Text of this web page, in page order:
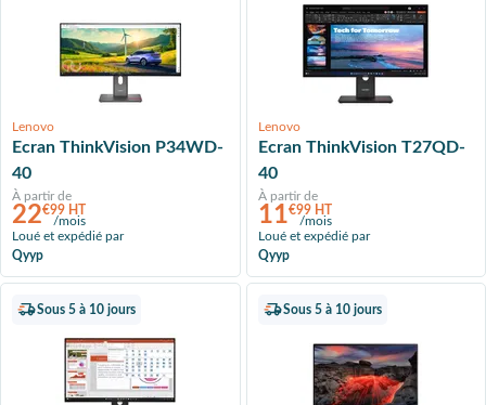
Lenovo
Ecran ThinkVision P34WD-
40
À partir de
22€99 HT
/mois
Loué et expédié par
Qyyp
Lenovo
Ecran ThinkVision T27QD-
40
À partir de
11€99 HT
/mois
Loué et expédié par
Qyyp
Sous 5 à 10 jours Sous 5 à 10 jours